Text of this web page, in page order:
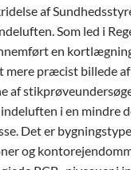
af
Som led i
en
mere præcist billede
af
i en mindre
Det er
og